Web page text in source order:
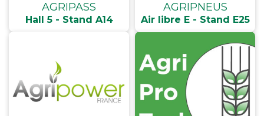
AGRIPASS
Hall 5 - Stand A14
AGRIPNEUS
Air libre E - Stand E25